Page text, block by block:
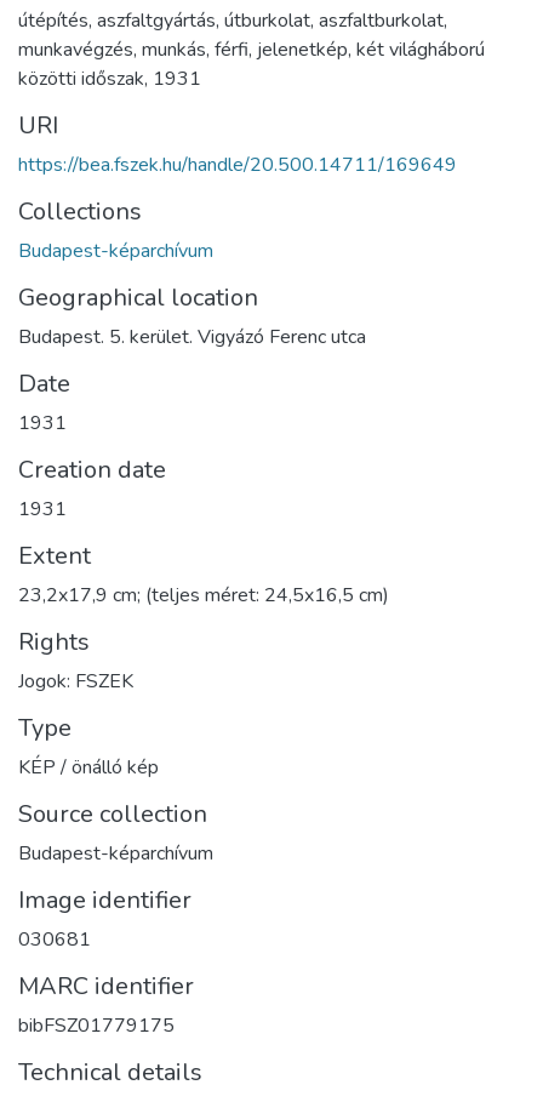
útépítés, aszfaltgyártás, útburkolat, aszfaltburkolat,
munkavégzés, munkás, férfi, jelenetkép, két világháború
közötti időszak, 1931
URI
https://bea.fszek.hu/handle/20.500.14711/169649
Collections
Budapest-képarchívum
Geographical location
Budapest. 5. kerület. Vigyázó Ferenc utca
Date
1931
Creation date
1931
Extent
23,2x17,9 cm; (teljes méret: 24,5x16,5 cm)
Rights
Jogok: FSZEK
Type
KÉP / önálló kép
Source collection
Budapest-képarchívum
Image identifier
030681
MARC identifier
bibFSZ01779175
Technical details